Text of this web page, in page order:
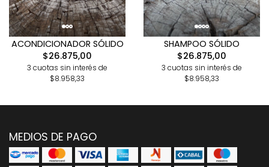
ACONDICIONADOR SÓLIDO
$26.875,00
3 cuotas sin interés de
$8.958,33
SHAMPOO SÓLIDO
$26.875,00
3 cuotas sin interés de
$8.958,33
MEDIOS DE PAGO